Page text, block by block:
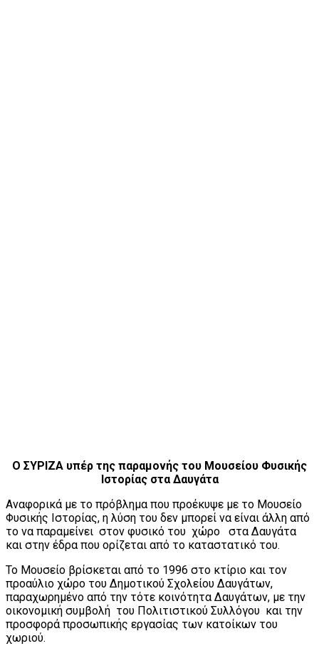
Ο ΣΥΡΙΖΑ υπέρ της παραμονής του Μουσείου Φυσικής
Ιστορίας στα Δαυγάτα
Αναφορικά με το πρόβλημα που προέκυψε με το Μουσείο
Φυσικής Ιστορίας, η λύση του δεν μπορεί να είναι άλλη από
το να παραμείνει στον φυσικό του χώρο στα Δαυγάτα
και στην έδρα που ορίζεται από το καταστατικό του.
Το Μουσείο βρίσκεται από το 1996 στο κτίριο και τον
προαύλιο χώρο του Δημοτικού Σχολείου Δαυγάτων,
παραχωρημένο από την τότε κοινότητα Δαυγάτων, με την
οικονομική συμβολή του Πολιτιστικού Συλλόγου και την
προσφορά προσωπικής εργασίας των κατοίκων του
χωριού.